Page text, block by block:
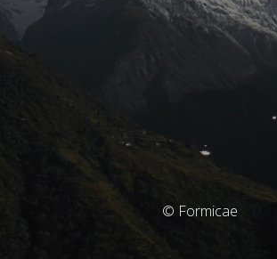
© Formicae